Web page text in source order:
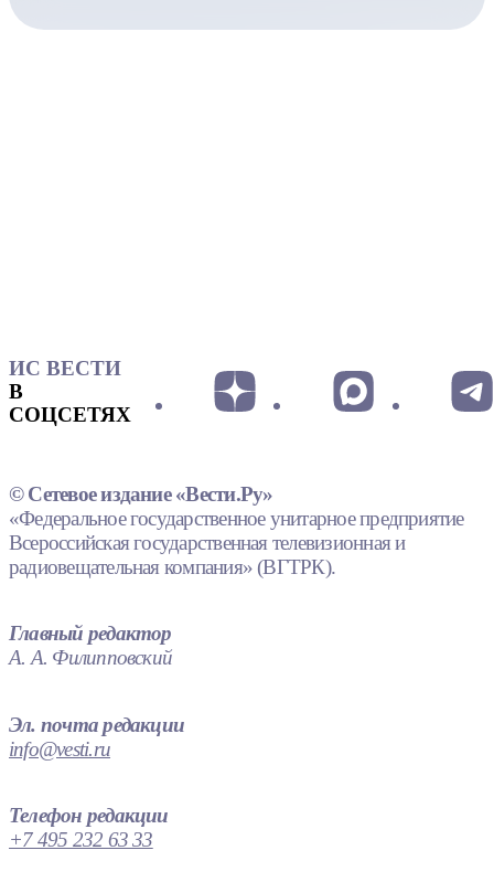
ИС ВЕСТИ
В
СОЦСЕТЯХ
© Сетевое издание «Вести.Ру»
«Федеральное государственное унитарное предприятие
Всероссийская государственная телевизионная и
радиовещательная компания» (ВГТРК).
Главный редактор
А. А. Филипповский
Эл. почта редакции
info@vesti.ru
Телефон редакции
+7 495 232 63 33